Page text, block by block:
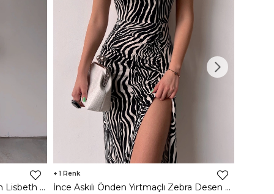
İnce Askılı Önden Yırtmaçlı Uzun Lisbeth Kadın Beyaz Elbise 22K000581
1
İnce Askılı Önden Yırtmaçlı Zebra Desen Citlali Kadın Renkli Elbise 22Y000068